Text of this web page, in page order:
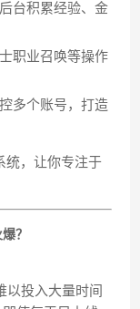
台积累经验、金
职业召唤等操作
多个账号，打造
统，让你专注于
？
以投入大量时间